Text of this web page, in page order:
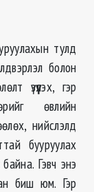
тулд
болон
үзүүлэх, гэр
өвлийн
нийслэлд
бууруулах
Гэвч энэ
биш юм. Гэр